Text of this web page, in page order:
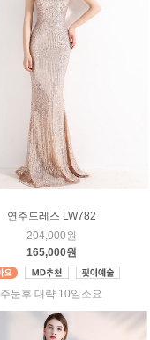
연주드레스 LW782
204,000원
165,000원
주문후 대략 10일소요